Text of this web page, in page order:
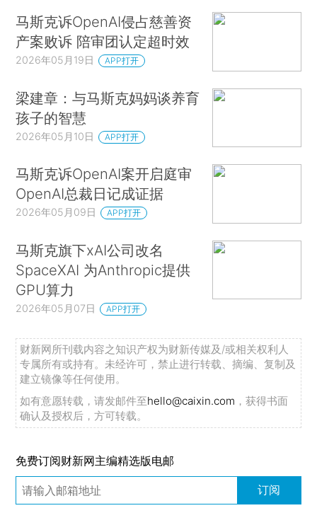
马斯克诉OpenAI侵占慈善资
产案败诉 陪审团认定超时效
2026年05月19日 APP打开
梁建章：与马斯克妈妈谈养育
孩子的智慧
2026年05月10日 APP打开
马斯克诉OpenAI案开启庭审
OpenAI总裁日记成证据
2026年05月09日 APP打开
马斯克旗下xAI公司改名
SpaceXAI 为Anthropic提供
GPU算力
2026年05月07日 APP打开
财新网所刊载内容之知识产权为财新传媒及/或相关权利人
专属所有或持有。未经许可，禁止进行转载、摘编、复制及
建立镜像等任何使用。
如有意愿转载，请发邮件至hello@caixin.com ，获得书面
确认及授权后，方可转载。
免费订阅财新网主编精选版电邮
订阅